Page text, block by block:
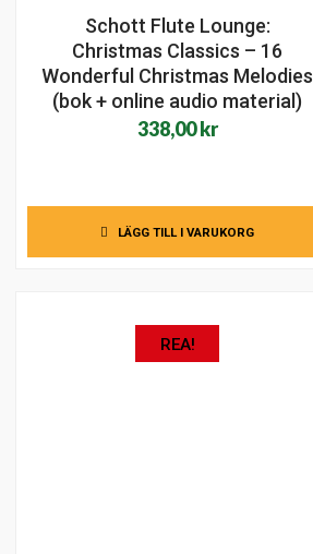
Schott Flute Lounge:
Christmas Classics – 16
Wonderful Christmas Melodies
(bok + online audio material)
338,00kr
LÄGG TILL I VARUKORG
REA!